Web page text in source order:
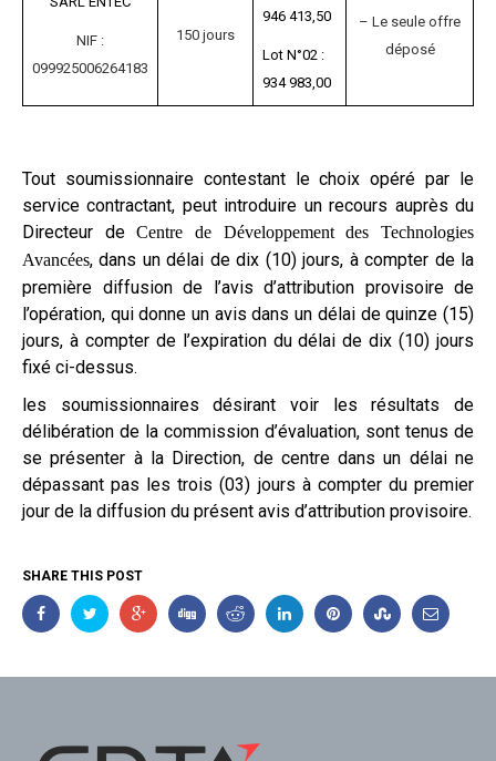
NIF :
099925006264183
150 jours
946 413,50
Lot N°02 :
934 983,00
– Le seule offre
déposé
Tout soumissionnaire contestant le choix opéré par le
service contractant, peut introduire un recours auprès du
Directeur deCentre de Développement des Technologies
Avancées, dans un délai de dix (10) jours, à compter de la
première diffusion de l’avis d’attribution provisoire de
l’opération, qui donne un avis dans un délai de quinze (15)
jours, à compter de l’expiration du délai de dix (10) jours
fixé ci-dessus.
les soumissionnaires désirant voir les résultats de
délibération de la commission d’évaluation, sont tenus de
se présenter à la Direction, de centre dans un délai ne
dépassant pas les trois (03) jours à compter du premier
jour de la diffusion du présent avis d’attribution provisoire.
SHARE THIS POST